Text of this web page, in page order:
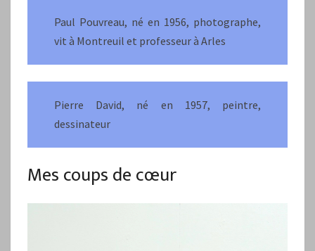
Paul Pouvreau, né en 1956, photographe,
vit à Montreuil et professeur à Arles
Pierre David, né en 1957, peintre,
dessinateur
Mes coups de cœur